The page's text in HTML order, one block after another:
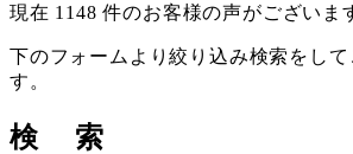
現在 1148 件のお客様の声がございま
下のフォームより絞り込み検索をして
す。
検 索